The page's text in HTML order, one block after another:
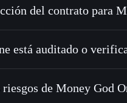
segura : almacenar MGO en
del contrato para
está auditado o
está verificado actualmente
de Money God